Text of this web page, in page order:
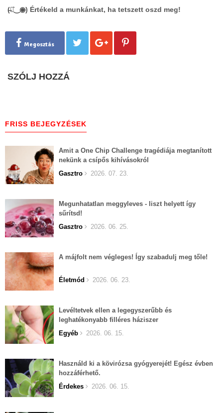
(̶◉͛‿◉̶) Értékeld a munkánkat, ha tetszett oszd meg!
Megosztás
SZÓLJ HOZZÁ
FRISS BEJEGYZÉSEK
Amit a One Chip Challenge tragédiája megtanított
nekünk a csípős kihívásokról
Gasztro
2026. 07. 23.
Megunhatatlan meggyleves - liszt helyett így
sűrítsd!
Gasztro
2026. 06. 25.
A májfolt nem végleges! Így szabadulj meg tőle!
Életmód 2026. 06. 23.
Levéltetvek ellen a legegyszerűbb és
leghatékonyabb filléres háziszer
Egyéb
2026. 06. 15.
Használd ki a kövirózsa gyógyerejét! Egész évben
hozzáférhető.
Érdekes
2026. 06. 15.